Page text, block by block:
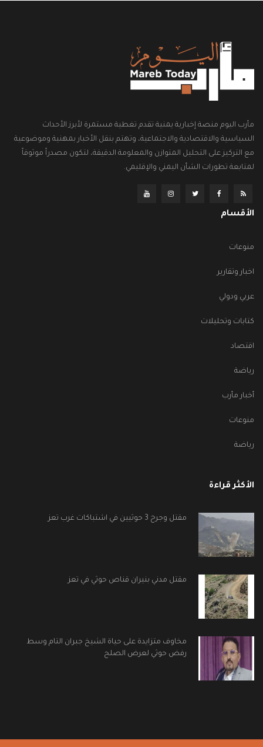
مأرب اليوم منصة إخبارية يمنية تقدم تغطية مستمرة لأبرز الأحداث
السياسية والاقتصادية والاجتماعية، وتهتم بنقل الأخبار بمهنية وموضوعية
مع التركيز على التحليل المتوازن والمعلومة الدقيقة، لتكون مصدراً موثوقاً
لمتابعة تطورات الشأن اليمني والإقليمي.
الأقسام
منوعات
اخبار وتقارير
عربي ودولي
كتابات وتحليلات
اقتصاد
رياضة
أخبار مأرب
منوعات
رياضة
الأكثر قراءة
مقتل وجرح 3 حوثيين في اشتباكات غرب تعز
مقتل مدني بنيران قناص حوثي في تعز
مخاوف متزايدة على حياة الشيخ جبران التام وسط
رفض حوثي لعرض الصلح